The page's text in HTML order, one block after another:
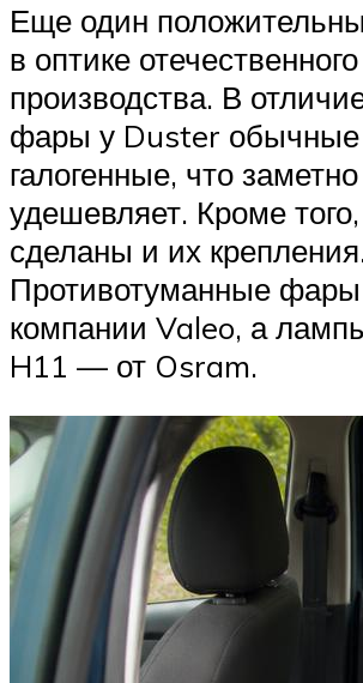
Еще один
в оптике отечественного
производства. В
фары у Duster обычные
галогенные, что
удешевляет. Кроме
сделаны и их
Противотуманные
компании Valeo, а
H11 — от Osram.